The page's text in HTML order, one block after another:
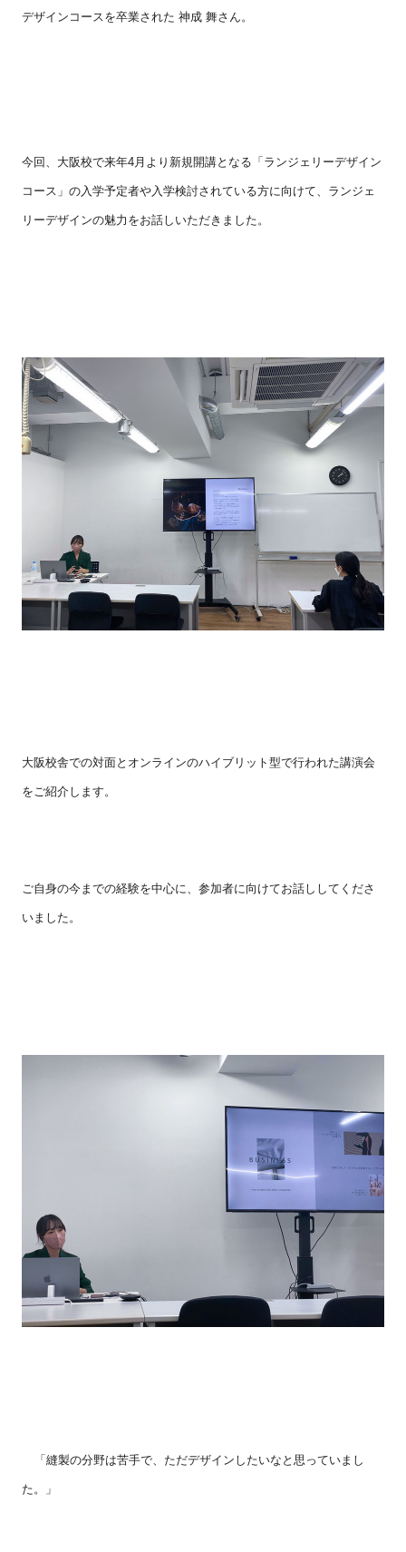
デザインコースを卒業された 神成 舞さん。
今回、大阪校で来年4月より新規開講となる「ランジェリーデザイン
コース」の入学予定者や入学検討されている方に向けて、ランジェ
リーデザインの魅力をお話しいただきました。
大阪校舎での対面とオンラインのハイブリット型で行われた講演会
をご紹介します。
ご自身の今までの経験を中心に、参加者に向けてお話ししてくださ
いました。
「縫製の分野は苦手で、ただデザインしたいなと思っていまし
た。」